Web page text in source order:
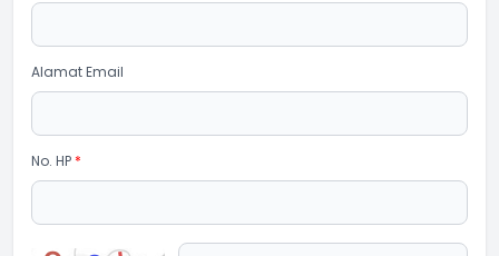
Alamat Email
No. HP *